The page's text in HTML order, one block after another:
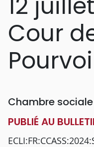
Cour
Chambre
PUBLIÉ AU